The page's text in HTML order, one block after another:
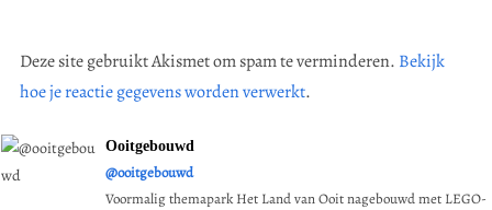
Deze site gebruikt Akismet om spam te verminderen. Bekijk
hoe je reactie gegevens worden verwerkt.
Ooitgebouwd
@ooitgebouwd
Voormalig themapark Het Land van Ooit nagebouwd met LEGO-